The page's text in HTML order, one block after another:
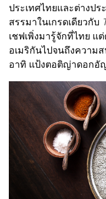
ประเทศไทยและต่างป
สรรมาในเกรดเดียวกับ
เชฟเพิ่งมารู้จักที่ไทย
อเมริกันไปจนถึงความ
อาทิ แป้งตอติญ่าดอกอั